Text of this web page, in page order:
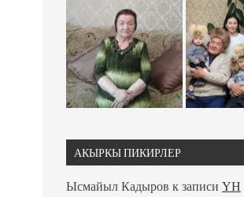
АКЫРКЫ ПИКИРЛЕР
Ысмайыл Кадыров к записи ҮН